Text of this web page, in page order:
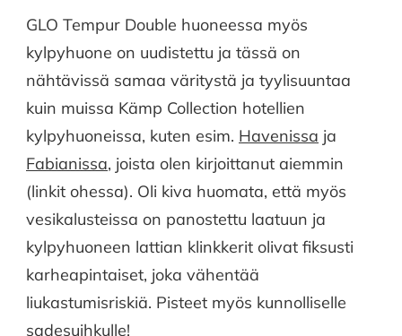
GLO Tempur Double huoneessa myös
kylpyhuone on uudistettu ja tässä on
nähtävissä samaa väritystä ja tyylisuuntaa
kuin muissa Kämp Collection hotellien
kylpyhuoneissa, kuten esim. Havenissa ja
Fabianissa, joista olen kirjoittanut aiemmin
(linkit ohessa). Oli kiva huomata, että myös
vesikalusteissa on panostettu laatuun ja
kylpyhuoneen lattian klinkkerit olivat fiksusti
karheapintaiset, joka vähentää
liukastumisriskiä. Pisteet myös kunnolliselle
sadesuihkulle!